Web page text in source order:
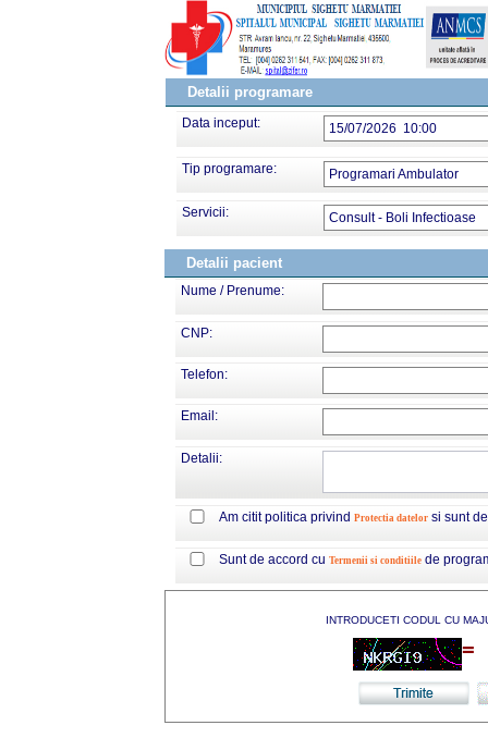
Detalii programare
Data inceput: 15/07/2026 10:00
Tip programare: Programari Ambulator
Servicii: Consult - Boli Infectioase
Detalii pacient
Nume / Prenume:
CNP:
Telefon:
Email:
Detalii:
Am citit politica privind Protectia datelor si sunt
Sunt de accord cu Termenii si conditiile de
INTRODUCETI CODUL CU
=